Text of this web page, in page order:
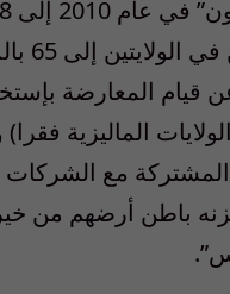
عام
هذا ناهيك عن قيام
الماليزية
مع الشركات
باطن أرضهم من